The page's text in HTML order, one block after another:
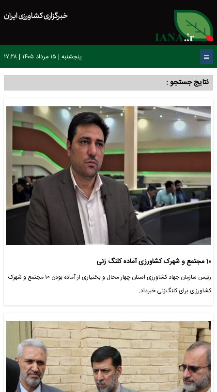
خبرگزاری کشاورزی ایران
پنجشنبه | ۱۵ مرداد ۱۴۰۵ | ۱۷:۲۸
نتایج جستجو :
10 مجتمع و شهرک کشاورزی آماده کلنگ زنی
رئیس سازمان جهاد کشاورزی استان چهار محال و بختیاری از آماده بودن 10 مجتمع و شهرک
کشاورز ی برای کلنگ‌زنی خبرداد.